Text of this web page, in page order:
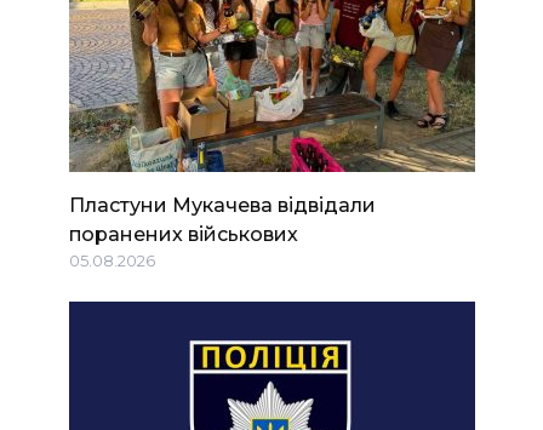
Пластуни Мукачева відвідали
поранених військових
05.08.2026